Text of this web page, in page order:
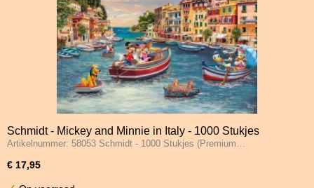
Schmidt - Mickey and Minnie in Italy - 1000 Stukjes
Artikelnummer: 58053 Schmidt - 1000 Stukjes (Premium…
€ 17,95